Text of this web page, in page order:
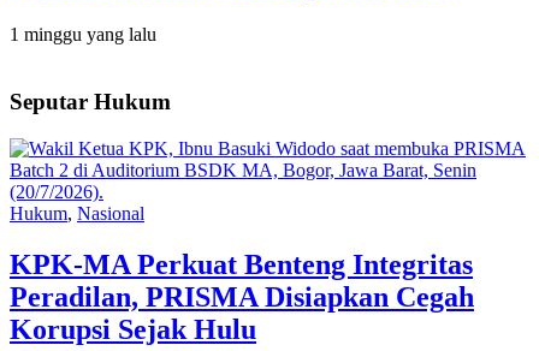
1 minggu yang lalu
Seputar Hukum
Hukum, Nasional
KPK-MA Perkuat Benteng Integritas
Peradilan, PRISMA Disiapkan Cegah
Korupsi Sejak Hulu